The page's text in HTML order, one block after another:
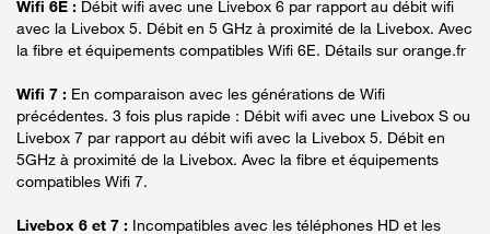
Wifi 6E : Débit wifi avec une Livebox 6 par rapport au débit wifi
avec la Livebox 5. Débit en 5 GHz à proximité de la Livebox. Avec
la fibre et équipements compatibles Wifi 6E. Détails sur orange.fr
Wifi 7 : En comparaison avec les générations de Wifi
précédentes. 3 fois plus rapide : Débit wifi avec une Livebox S ou
Livebox 7 par rapport au débit wifi avec la Livebox 5. Débit en
5GHz à proximité de la Livebox. Avec la fibre et équipements
compatibles Wifi 7.
Livebox 6 et 7 : Incompatibles avec les téléphones HD et les